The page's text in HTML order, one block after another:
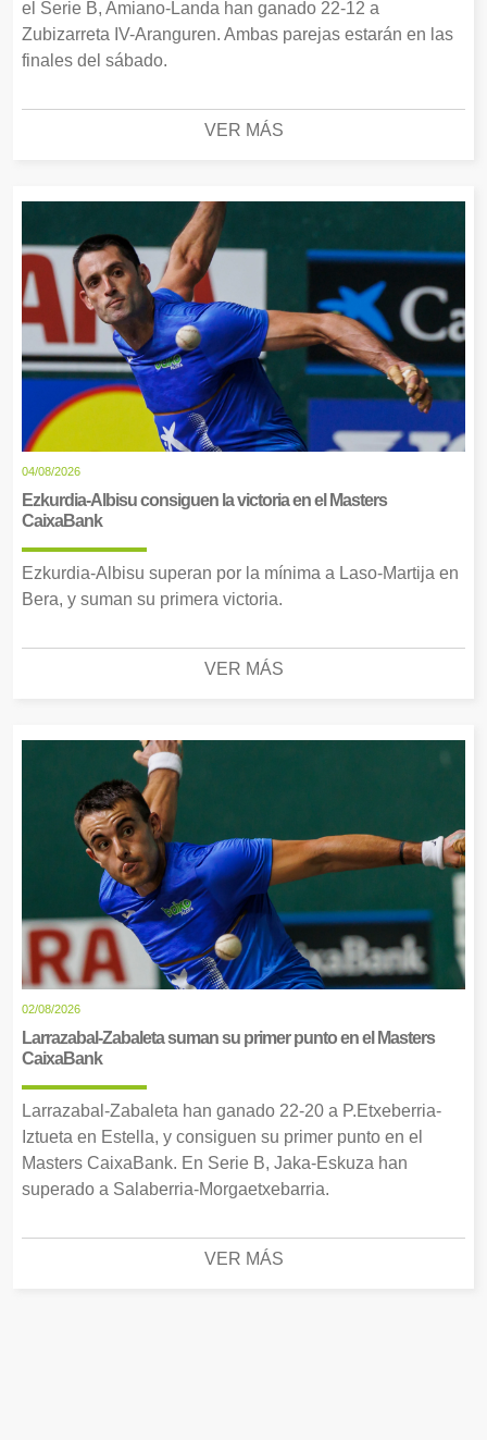
el Serie B, Amiano-Landa han ganado 22-12 a
Zubizarreta IV-Aranguren. Ambas parejas estarán en las
finales del sábado.
VER MÁS
04/08/2026
Ezkurdia-Albisu consiguen la victoria en el Masters
CaixaBank
Ezkurdia-Albisu superan por la mínima a Laso-Martija en
Bera, y suman su primera victoria.
VER MÁS
02/08/2026
Larrazabal-Zabaleta suman su primer punto en el Masters
CaixaBank
Larrazabal-Zabaleta han ganado 22-20 a P.Etxeberria-
Iztueta en Estella, y consiguen su primer punto en el
Masters CaixaBank. En Serie B, Jaka-Eskuza han
superado a Salaberria-Morgaetxebarria.
VER MÁS